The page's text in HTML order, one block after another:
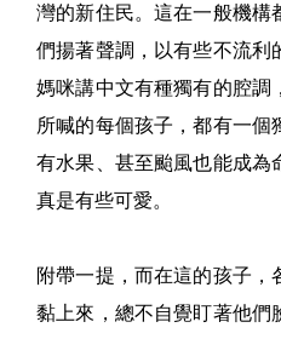
灣的新住民。這在一般機構
們揚著聲調，以有些不流利
媽咪講中文有種獨有的腔調
所喊的每個孩子，都有一個
有水果、甚至颱風也能成為
真是有些可愛。
附帶一提，而在這的孩子，
黏上來，總不自覺盯著他們